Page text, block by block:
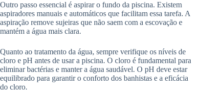
Outro passo essencial é aspirar o fundo da piscina. Existem
aspiradores manuais e automáticos que facilitam essa tarefa. A
aspiração remove sujeiras que não saem com a escovação e
mantém a água mais clara.
Quanto ao tratamento da água, sempre verifique os níveis de
cloro e pH antes de usar a piscina. O cloro é fundamental para
eliminar bactérias e manter a água saudável. O pH deve estar
equilibrado para garantir o conforto dos banhistas e a eficácia
do cloro.